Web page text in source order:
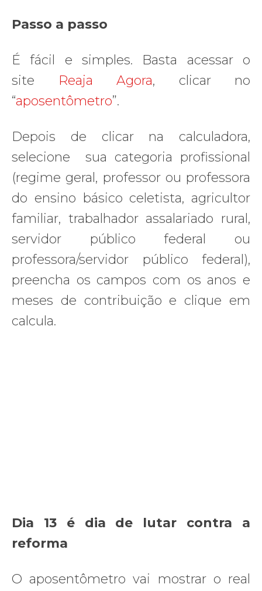
Passo a passo
É fácil e simples. Basta acessar o
site Reaja Agora, clicar no
“aposentômetro”.
Depois de clicar na calculadora,
selecione sua categoria profissional
(regime geral, professor ou professora
do ensino básico celetista, agricultor
familiar, trabalhador assalariado rural,
servidor público federal ou
professora/servidor público federal),
preencha os campos com os anos e
meses de contribuição e clique em
calcula.
Dia 13 é dia de lutar contra a
reforma
O aposentômetro vai mostrar o real